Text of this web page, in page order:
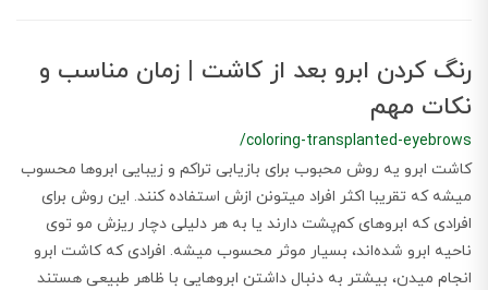
رنگ کردن ابرو بعد از کاشت | زمان مناسب و
نکات مهم
/coloring-transplanted-eyebrows
کاشت ابرو یه روش محبوب برای بازیابی تراکم و زیبایی ابروها محسوب
میشه که تقریبا اکثر افراد میتونن ازش استفاده کنند. این روش برای
افرادی که ابروهای کم‌پشت دارند یا به هر دلیلی دچار ریزش مو توی
ناحیه ابرو شده‌اند، بسیار موثر محسوب میشه. افرادی که کاشت ابرو
انجام میدن، بیشتر به دنبال داشتن ابروهایی با ظاهر طبیعی هستند